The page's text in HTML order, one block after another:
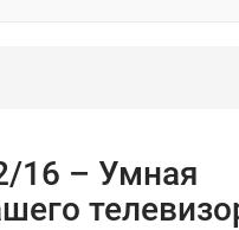
16 – Умная